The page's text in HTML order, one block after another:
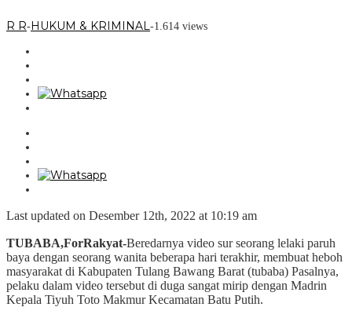
R R-HUKUM & KRIMINAL-1.614 views
Last updated on Desember 12th, 2022 at 10:19 am
TUBABA,ForRakyat-Beredarnya video sur seorang lelaki paruh
baya dengan seorang wanita beberapa hari terakhir, membuat heboh
masyarakat di Kabupaten Tulang Bawang Barat (tubaba) Pasalnya,
pelaku dalam video tersebut di duga sangat mirip dengan Madrin
Kepala Tiyuh Toto Makmur Kecamatan Batu Putih.